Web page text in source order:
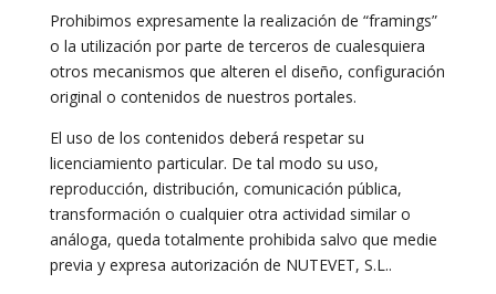
Prohibimos expresamente la realización de “framings”
o la utilización por parte de terceros de cualesquiera
otros mecanismos que alteren el diseño, configuración
original o contenidos de nuestros portales.
El uso de los contenidos deberá respetar su
licenciamiento particular. De tal modo su uso,
reproducción, distribución, comunicación pública,
transformación o cualquier otra actividad similar o
análoga, queda totalmente prohibida salvo que medie
previa y expresa autorización de NUTEVET, S.L..